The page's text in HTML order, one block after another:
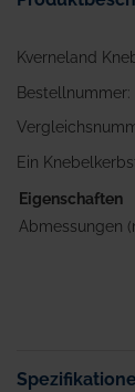
Kverneland
Ein
Eigenschaften
Abmessungen